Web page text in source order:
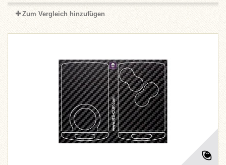
Zum Vergleich hinzufügen